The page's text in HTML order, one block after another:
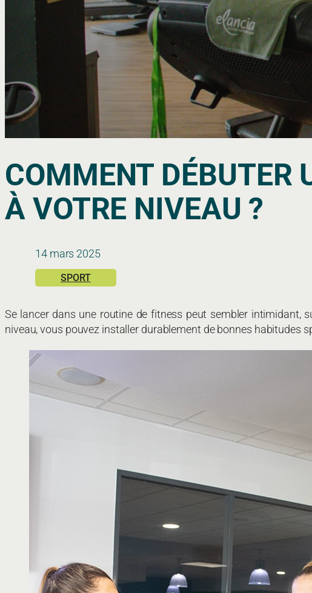
COMMENT DÉBUTER
À VOTRE NIVEAU ?
14 mars 2025
SPORT
Se lancer dans une routine de fitness peut sembler intimidant,
niveau, vous pouvez installer durablement de bonnes habitudes